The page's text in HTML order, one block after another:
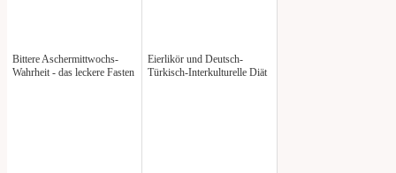
Bittere Aschermittwochs-
Wahrheit - das leckere Fasten
Eierlikör und Deutsch-
Türkisch-Interkulturelle Diät